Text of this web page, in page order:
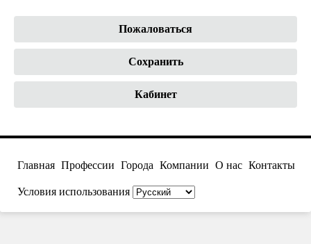
Пожаловаться
Сохранить
Кабинет
Главная Профессии Города Компании О нас Контакты
Условия использования